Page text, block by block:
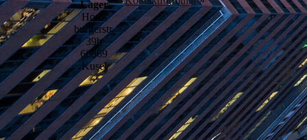
Lager
Hom­­
burgerstr.
39b
66869
Kusel